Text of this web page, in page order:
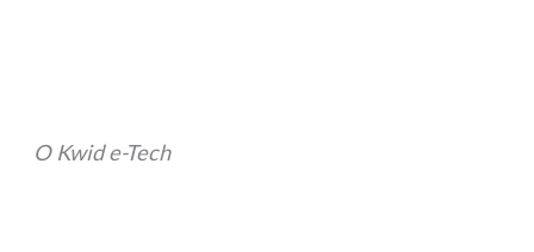
O Kwid e-Tech